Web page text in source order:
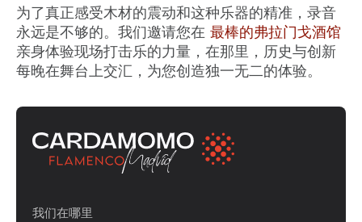
为了真正感受木材的震动和这种乐器的精准，录音
永远是不够的。我们邀请您在 最棒的弗拉门戈酒馆
亲身体验现场打击乐的力量，在那里，历史与创新
每晚在舞台上交汇，为您创造独一无二的体验。
我们在哪里